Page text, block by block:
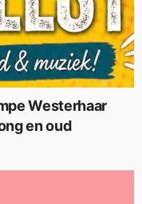
Westerhaar
en oud